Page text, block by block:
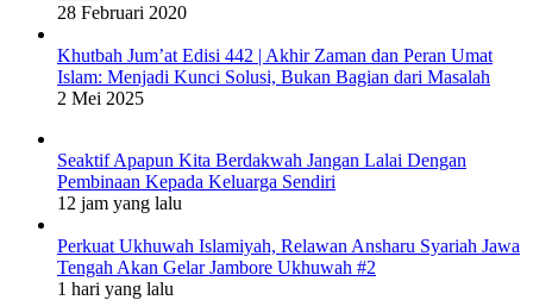
28 Februari 2020
Khutbah Jum’at Edisi 442 | Akhir Zaman dan Peran Umat
Islam: Menjadi Kunci Solusi, Bukan Bagian dari Masalah
2 Mei 2025
Seaktif Apapun Kita Berdakwah Jangan Lalai Dengan
Pembinaan Kepada Keluarga Sendiri
12 jam yang lalu
Perkuat Ukhuwah Islamiyah, Relawan Ansharu Syariah Jawa
Tengah Akan Gelar Jambore Ukhuwah #2
1 hari yang lalu